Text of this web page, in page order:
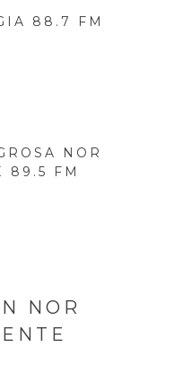
88.7 FM
NOR
89.5 FM
NOR